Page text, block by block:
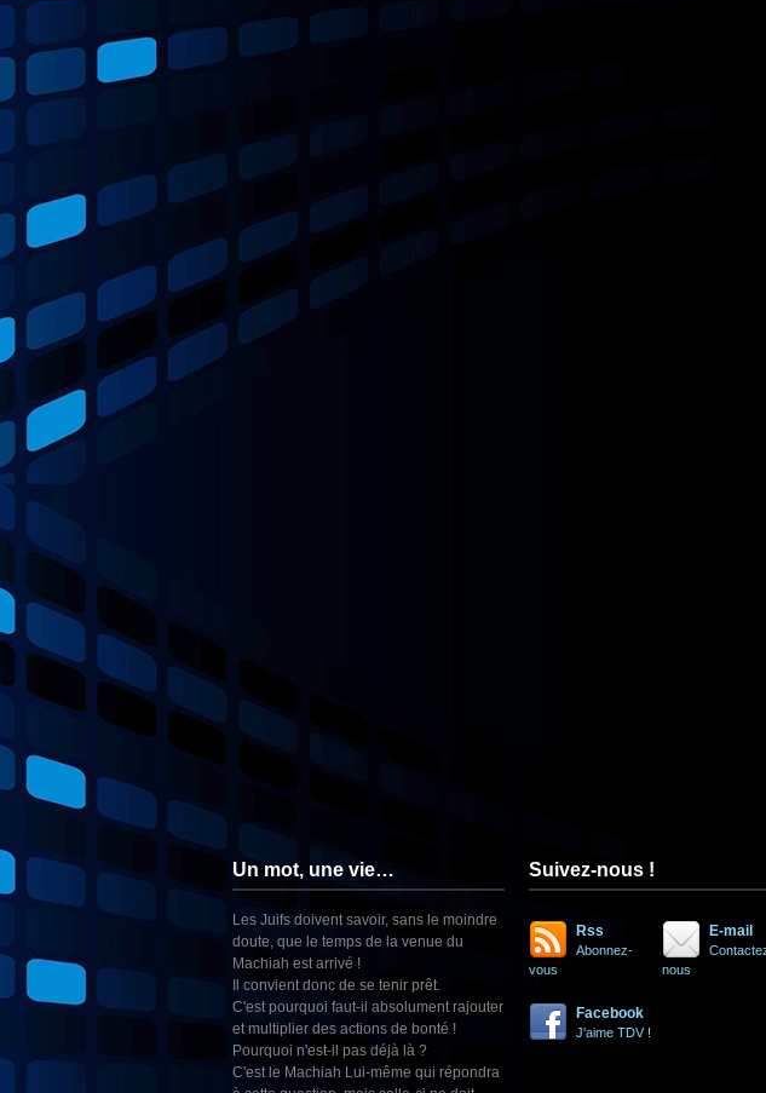
Un mot, une vie…
Les Juifs doivent savoir, sans le moindre
doute, que le temps de la venue du
Machiah est arrivé !
Il convient donc de se tenir prêt.
C'est pourquoi faut-il absolument rajouter
et multiplier des actions de bonté !
Pourquoi n'est-il pas déjà là ?
C'est le Machiah Lui-même qui répondra
Suivez-nous !
Rss
Abonnez-
vous
E-mail
nous
Facebook
J'aime TDV !